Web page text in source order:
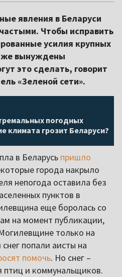
явления в Беларуси
Чтобы исправить
усилия крупных
же вынуждены
это сделать, говорит
«Зеленой сети».
погодных
климата грозит Беларуси?
в Беларусь пришло
города накрыло
непогода оставила без
пунктов в
еще боролась со
на момент публикации,
только на
попали аисты на
помочь. Но снег –
птиц и коммунальщиков.